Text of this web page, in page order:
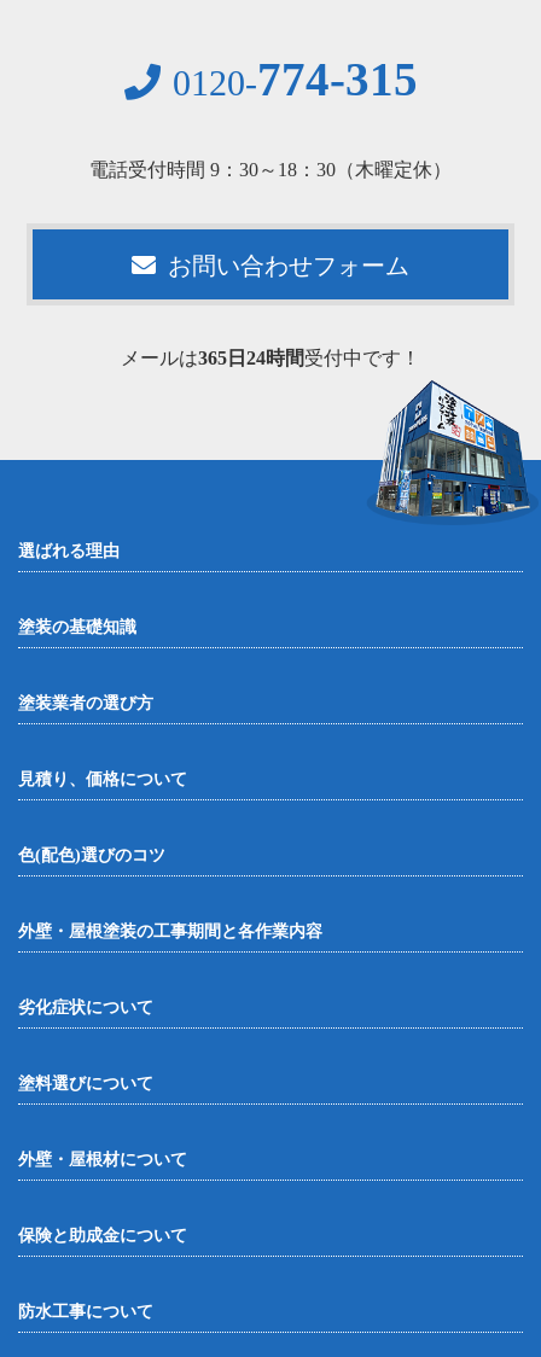
0120-774-315
電話受付時間 9：30～18：30（木曜定休）
お問い合わせフォーム
メールは365日24時間受付中です！
選ばれる理由
塗装の基礎知識
塗装業者の選び方
見積り、価格について
色(配色)選びのコツ
外壁・屋根塗装の工事期間と各作業内容
劣化症状について
塗料選びについて
外壁・屋根材について
保険と助成金について
防水工事について